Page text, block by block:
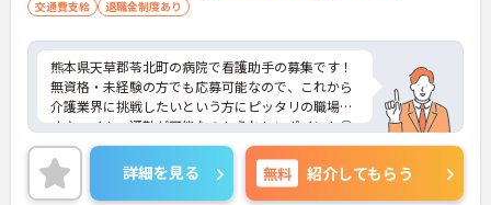
交通費支給
退職金制度あり
熊本県天草郡苓北町の病院で看護助手の募集です！
無資格・未経験の方でも応募可能なので、これから
介護業界に挑戦したいという方にピッタリの職場で
す♪マイカー通勤が可能なのもうれしいポイント◎
ご興味のある方は、面接ポイントをお伝えしますの
で、お気軽にご連絡ください。
詳細を見る 無料 紹介してもらう